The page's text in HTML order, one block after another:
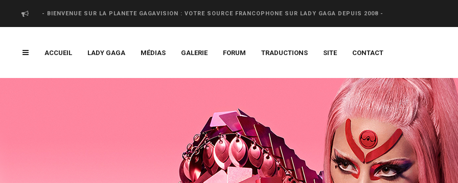
- BIENVENUE SUR LA PLANETE GAGAVISION : VOTRE SOURCE FRANCOPHONE SUR LADY GAGA DEPUIS 2008 -
ACCUEIL LADY GAGA MÉDIAS GALERIE FORUM TRADUCTIONS SITE CONTACT